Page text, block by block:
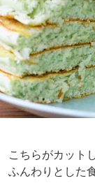
こちらがカット
ふんわりとした